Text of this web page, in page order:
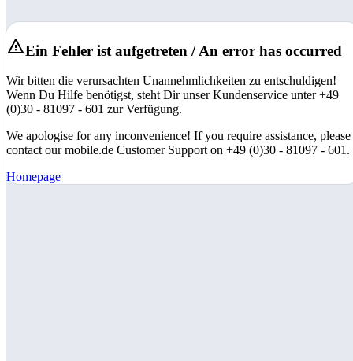
Ein Fehler ist aufgetreten / An error has occurred
Wir bitten die verursachten Unannehmlichkeiten zu entschuldigen!
Wenn Du Hilfe benötigst, steht Dir unser Kundenservice unter +49
(0)30 - 81097 - 601 zur Verfügung.
We apologise for any inconvenience! If you require assistance, please
contact our mobile.de Customer Support on +49 (0)30 - 81097 - 601.
Homepage